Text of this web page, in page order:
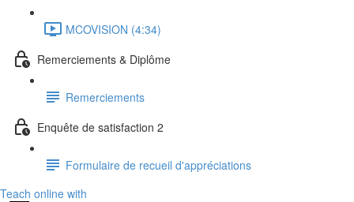
MCOVISION (4:34)
Remerciements & Diplôme
Remerciements
Enquête de satisfaction 2
Formulaire de recueil d'appréciations
Teach online with